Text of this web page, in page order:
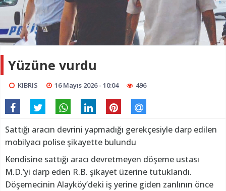
Yüzüne vurdu
KIBRIS 16 Mayıs 2026 - 10:04 496
Sattığı aracın devrini yapmadığı gerekçesiyle darp edilen
mobilyacı polise şikayette bulundu
Kendisine sattığı aracı devretmeyen döşeme ustası
M.D.’yi darp eden R.B. şikayet üzerine tutuklandı.
Döşemecinin Alayköy’deki iş yerine giden zanlının önce